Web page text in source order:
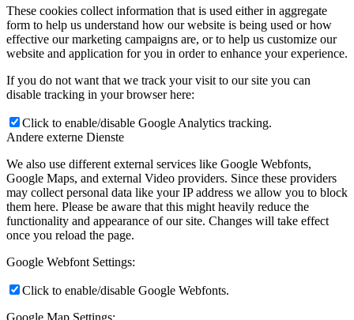
These cookies collect information that is used either in aggregate
form to help us understand how our website is being used or how
effective our marketing campaigns are, or to help us customize our
website and application for you in order to enhance your experience.
If you do not want that we track your visit to our site you can
disable tracking in your browser here:
Click to enable/disable Google Analytics tracking.
Andere externe Dienste
We also use different external services like Google Webfonts,
Google Maps, and external Video providers. Since these providers
may collect personal data like your IP address we allow you to block
them here. Please be aware that this might heavily reduce the
functionality and appearance of our site. Changes will take effect
once you reload the page.
Google Webfont Settings:
Click to enable/disable Google Webfonts.
Google Map Settings: